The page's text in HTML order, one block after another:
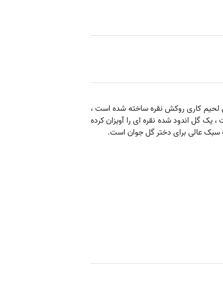
لحیم کاری روکش نقره ساخته شده است ،
گل اندود شده نقره ای را آویزان کرده
سبک عالی برای دختر گل جوان است.